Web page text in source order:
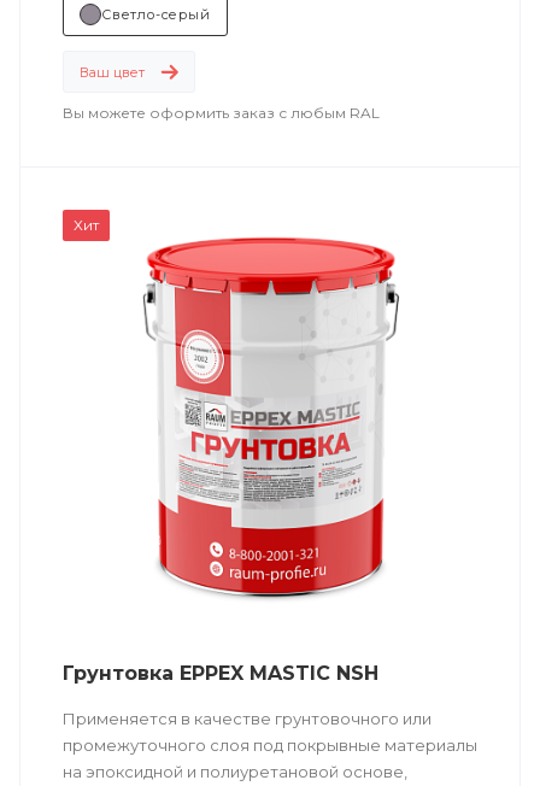
Светло-серый
Ваш цвет
Вы можете оформить заказ с любым RAL
Хит
Грунтовка EPPEX MASTIC NSH
Применяется в качестве грунтовочного или
промежуточного слоя под покрывные материалы
на эпоксидной и полиуретановой основе,